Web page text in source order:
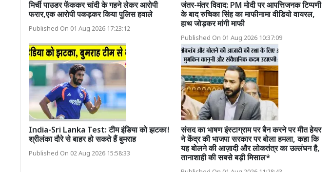
मिर्ची पाउडर फेंककर चांदी के गहने लेकर आरोपी
फरार,एक आरोपी पकड़कर किया पुलिस हवाले
Published On 01 Aug 2026 17:23:12
जंतर-मंतर विवाद: PM मोदी पर आपत्तिजनक टिप्पणी
के बाद रुचिका सिंह का माफीनामा वीडियो वायरल,
हाथ जोड़कर मांगी माफी
Published On 01 Aug 2026 10:37:09
India-Sri Lanka Test: टीम इंडिया को झटका!
श्रीलंका दौरे से बाहर हो सकते हैं बुमराह
Published On 02 Aug 2026 15:58:33
संसद का भाषण इंस्टाग्राम पर बैन करने पर मीत हेयर
ने केंद्र की भाजपा सरकार पर बोला हमला, कहा कि
यह बोलने की आज़ादी और लोकतंत्र का उल्लंघन है,
तानाशाही की सबसे बड़ी मिसाल*